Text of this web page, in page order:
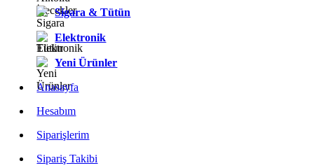
Sigara & Tütün
Elektronik
Yeni Ürünler
Anasayfa
Hesabım
Siparişlerim
Sipariş Takibi